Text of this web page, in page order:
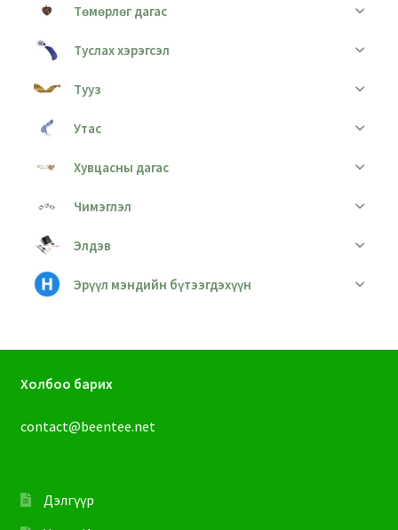
Төмөрлөг дагас
Туслах хэрэгсэл
Тууз
Утас
Хувцасны дагас
Чимэглэл
Элдэв
Эрүүл мэндийн бүтээгдэхүүн
Холбоо барих
contact@beentee.net
Дэлгүүр